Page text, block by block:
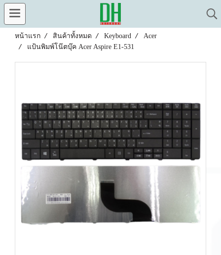
หน้าแรก สินค้าทั้งหมด Keyboard
Acer
แป้นพิมพ์โน๊ตบุ๊ค Acer Aspire E1-531